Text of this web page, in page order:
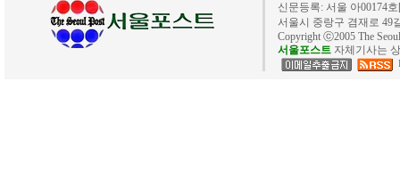
신문등록: 서울 아00174
서울시 중랑구 겸재로 49
Copyright ⓒ2005 The
서울포스트 자체기사는